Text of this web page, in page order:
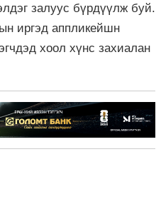
залуус бүрдүүлж буй.
иргэд аппликейшн
хоол хүнс захиалан